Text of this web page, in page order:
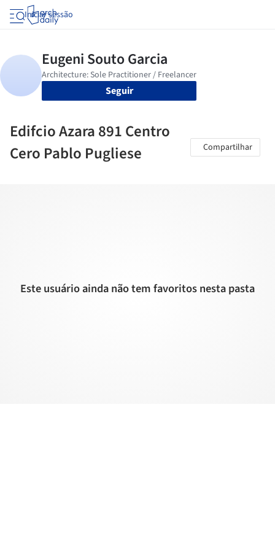
Iniciar sessão
Seguir
Edifcio Azara 891 Centro
Cero Pablo Pugliese
Compartilhar
Este usuário ainda não tem favoritos nesta pasta